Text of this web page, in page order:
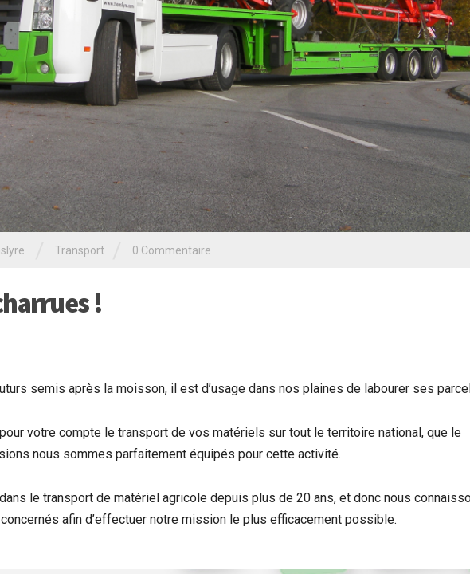
Transport 0 Commentaire
!
semis après la moisson, il est d’usage dans nos plaines de labourer ses
votre compte le transport de vos matériels sur tout le territoire national, que le
nous sommes parfaitement équipés pour cette activité.
le transport de matériel agricole depuis plus de 20 ans, et donc nous
afin d’effectuer notre mission le plus efficacement possible.